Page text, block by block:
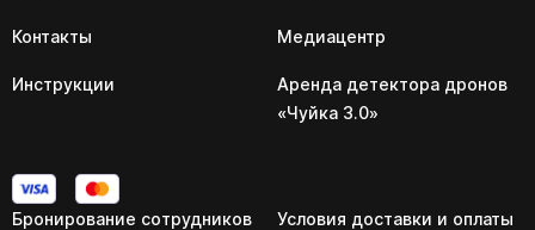
Контакты Медиацентр
Инструкции
Аренда детектора дронов
«Чуйка 3.0»
Бронирование сотрудников Условия доставки и оплаты